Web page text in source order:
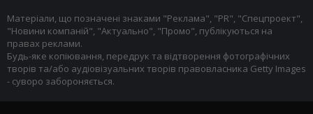
Матеріали, що позначені знаками "Реклама", "PR", "Спецпроект",
"Новини компаній", "Актуально", "Промо", публікуються на
правах реклами.
Будь-яке копіювання, передрук та відтворення фотографічних
творів та/або аудіовізуальних творів правовласника Getty Images
- суворо забороняється.